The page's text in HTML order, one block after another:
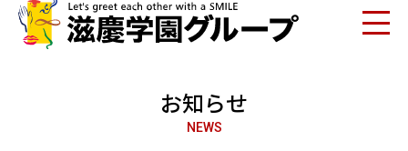
お知らせ
NEWS